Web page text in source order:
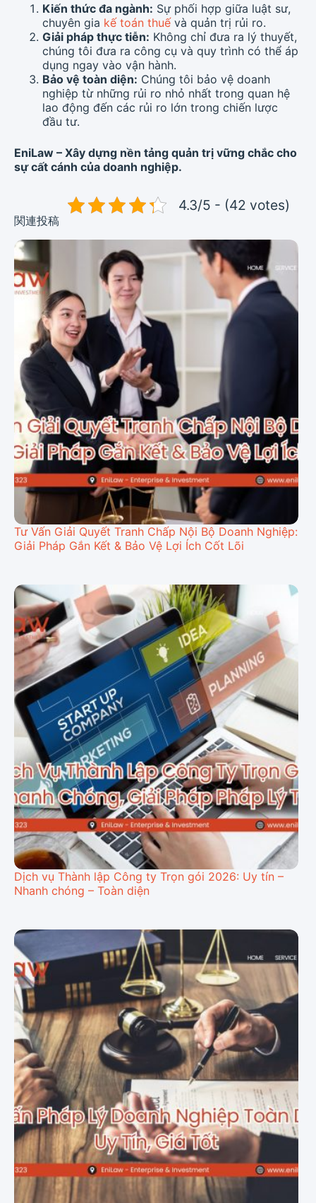
Kiến thức đa ngành: Sự phối hợp giữa luật sư,
chuyên gia kế toán thuếvà quản trị rủi ro.
Giải pháp thực tiễn: Không chỉ đưa ra lý thuyết,
chúng tôi đưa ra công cụ và quy trình có thể áp
dụng ngay vào vận hành.
Bảo vệ toàn diện: Chúng tôi bảo vệ doanh
nghiệp từ những rủi ro nhỏ nhất trong quan hệ
lao động đến các rủi ro lớn trong chiến lược
đầu tư.
EniLaw – Xây dựng nền tảng quản trị vững chắc cho
sự cất cánh của doanh nghiệp.
4.3/5 - (42 votes)
関連投稿
Tư Vấn Giải Quyết Tranh Chấp Nội Bộ Doanh Nghiệp:
Giải Pháp Gắn Kết & Bảo Vệ Lợi Ích Cốt Lõi
Dịch vụ Thành lập Công ty Trọn gói 2026: Uy tín –
Nhanh chóng – Toàn diện